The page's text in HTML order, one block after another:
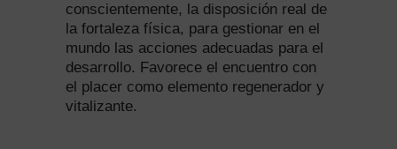
conscientemente, la disposición real de
la fortaleza física, para gestionar en el
mundo las acciones adecuadas para el
desarrollo. Favorece el encuentro con
el placer como elemento regenerador y
vitalizante.